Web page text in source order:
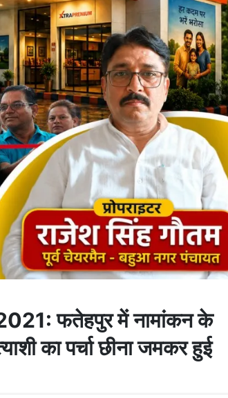
फतेहपुर में नामांकन के
का पर्चा छीना जमकर हुई